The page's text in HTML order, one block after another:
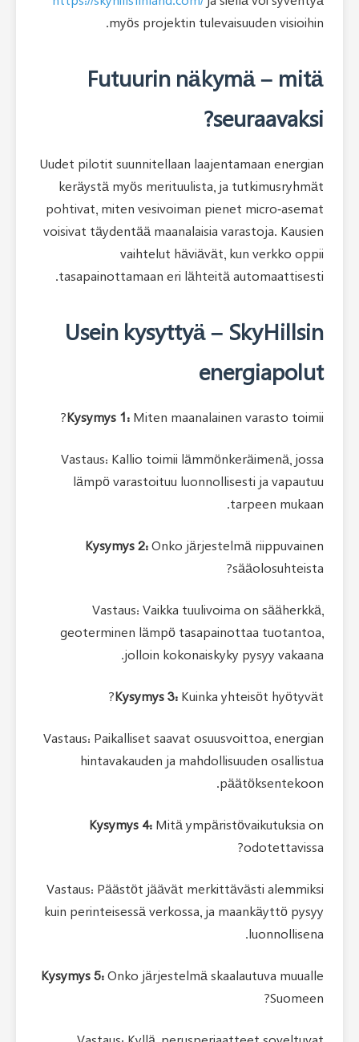
myös projektin
Futuurin
Uudet pilotit suunnitellaan
keräystä myös merituulista,
pohtivat, miten vesivoiman
voisivat täydentää maanalaisia
vaihtelut
tasapainottamaan eri
Usein kysyttyä
Kysymys 1:Miten
Vastaus: Kallio toimii
lämpö varastoituu
Kysymys 2:Onko
Vastaus: Vaikka
geoterminen lämpö
jolloin
Kysymys 3:Kuinka
Vastaus: Paikalliset saavat
hintavakauden ja
Kysymys 4:Mitä
Vastaus: Päästöt jäävät
kuin perinteisessä verkossa, ja
Kysymys 5:Onko järjestelmä